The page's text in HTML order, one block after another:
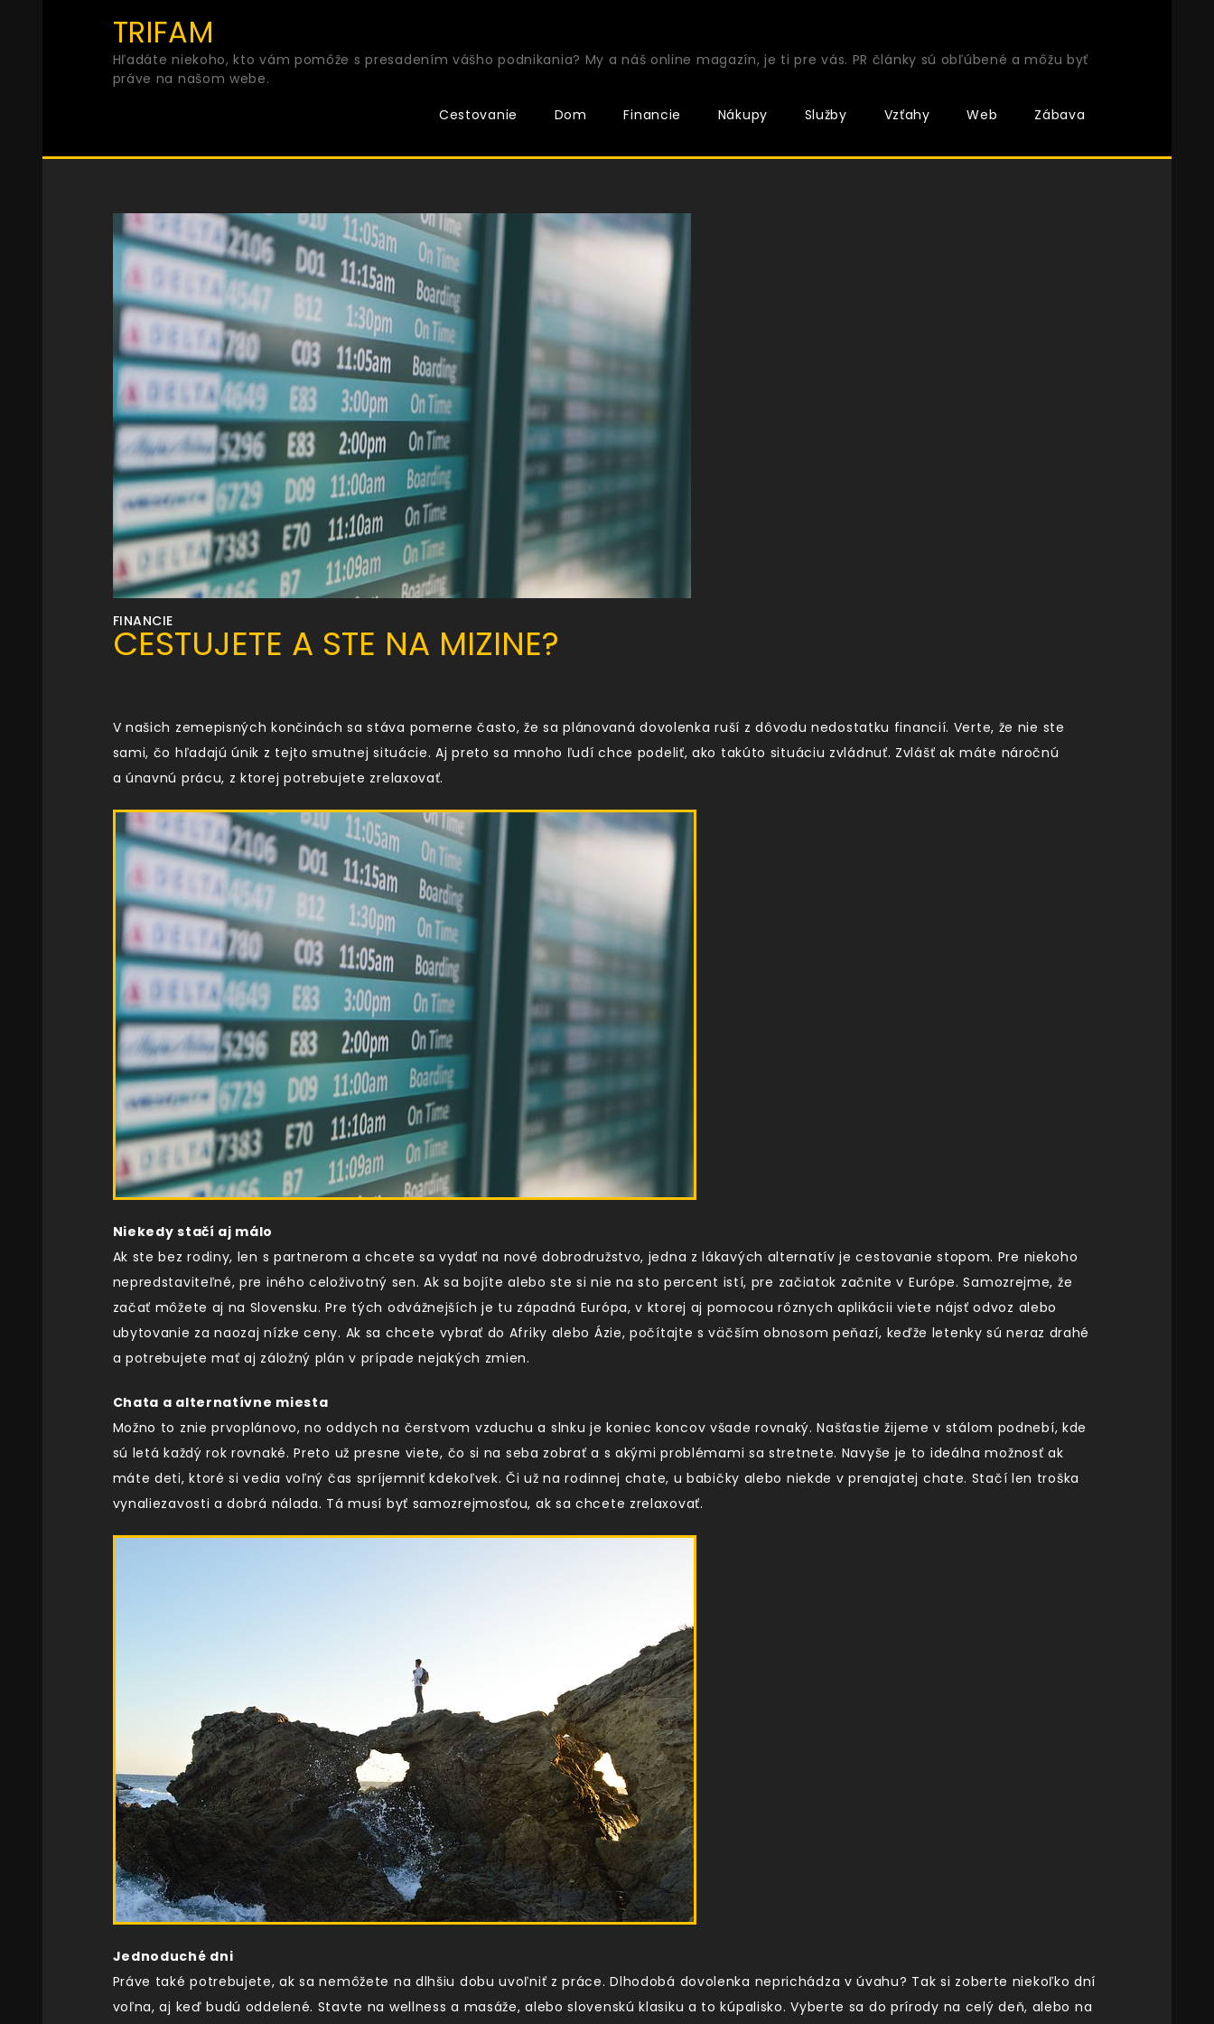
TRIFAM
Hľadáte niekoho, kto vám pomôže s presadením vášho podnikania? My a náš online magazín, je ti pre vás. PR články sú obľúbené a môžu byť
práve na našom webe.
Cestovanie
Dom Financie Nákupy Služby Vzťahy Web Zábava
FINANCIE
CESTUJETE A STE NA MIZINE?
V našich zemepisných končinách sa stáva pomerne často, že sa plánovaná dovolenka ruší z dôvodu nedostatku financií. Verte, že nie ste
sami, čo hľadajú únik z tejto smutnej situácie. Aj preto sa mnoho ľudí chce podeliť, ako takúto situáciu zvládnuť. Zvlášť ak máte náročnú
a únavnú prácu, z ktorej potrebujete zrelaxovať.
Niekedy stačí aj málo
Ak ste bez rodiny, len s partnerom a chcete sa vydať na nové dobrodružstvo, jedna z lákavých alternatív je cestovanie stopom. Pre niekoho
nepredstaviteľné, pre iného celoživotný sen. Ak sa bojíte alebo ste si nie na sto percent istí, pre začiatok začnite v Európe. Samozrejme, že
začať môžete aj na Slovensku. Pre tých odvážnejších je tu západná Európa, v ktorej aj pomocou rôznych aplikácii viete nájsť odvoz alebo
ubytovanie za naozaj nízke ceny. Ak sa chcete vybrať do Afriky alebo Ázie, počítajte s väčším obnosom peňazí, keďže letenky sú neraz drahé
a potrebujete mať aj záložný plán v prípade nejakých zmien.
Chata a alternatívne miesta
Možno to znie prvoplánovo, no oddych na čerstvom vzduchu a slnku je koniec koncov všade rovnaký. Našťastie žijeme v stálom podnebí, kde
sú letá každý rok rovnaké. Preto už presne viete, čo si na seba zobrať a s akými problémami sa stretnete. Navyše je to ideálna možnosť ak
máte deti, ktoré si vedia voľný čas spríjemniť kdekoľvek. Či už na rodinnej chate, u babičky alebo niekde v prenajatej chate. Stačí len troška
vynaliezavosti a dobrá nálada. Tá musí byť samozrejmosťou, ak sa chcete zrelaxovať.
Jednoduché dni
Práve také potrebujete, ak sa nemôžete na dlhšiu dobu uvoľniť z práce. Dlhodobá dovolenka neprichádza v úvahu? Tak si zoberte niekoľko dní
voľna, aj keď budú oddelené. Stavte na wellness a masáže, alebo slovenskú klasiku a to kúpalisko. Vyberte sa do prírody na celý deň, alebo na